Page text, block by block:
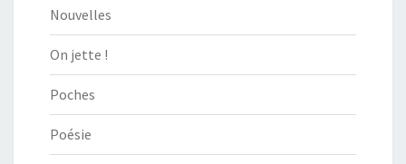
Nouvelles
On jette !
Poches
Poésie